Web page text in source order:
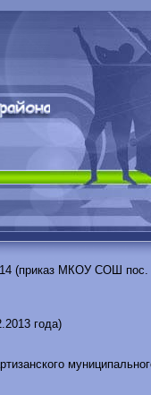
(приказ МКОУ СОШ пос.
года)